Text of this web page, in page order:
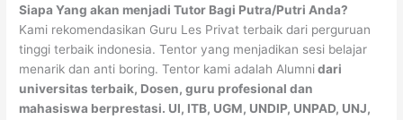
Siapa Yang akan menjadi Tutor Bagi Putra/Putri Anda?
Kami rekomendasikan Guru Les Privat terbaik dari perguruan
tinggi terbaik indonesia. Tentor yang menjadikan sesi belajar
menarik dan anti boring. Tentor kami adalah Alumnidari
universitas terbaik, Dosen, guru profesional dan
mahasiswa berprestasi. UI, ITB, UGM, UNDIP, UNPAD, UNJ,